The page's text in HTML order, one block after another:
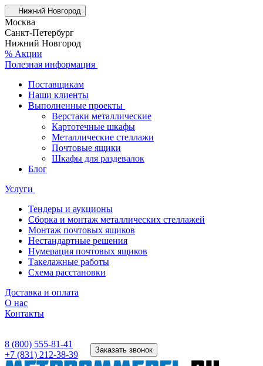
Нижний Новгород
Москва
Санкт-Петербург
Нижний Новгород
% Акции
Полезная информация
Поставщикам
Наши клиенты
Выполненные проекты
Верстаки металлические
Картотечные шкафы
Металлические стеллажи
Почтовые ящики
Шкафы для раздевалок
Блог
Услуги
Тендеры и аукционы
Сборка и монтаж металлических стеллажей
Монтаж почтовых ящиков
Нестандартные решения
Нумерация почтовых ящиков
Такелажные работы
Схема расстановки
Доставка и оплата
О нас
Контакты
8 (800) 555-81-41
+7 (831) 212-38-39
Заказать звонок